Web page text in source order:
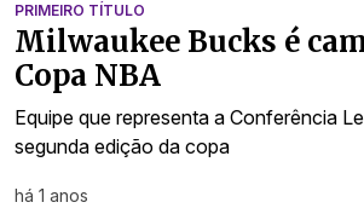
PRIMEIRO TÍTULO
Milwaukee Bucks é
Copa NBA
Equipe que representa a Conferência
segunda edição da copa
há 1 anos